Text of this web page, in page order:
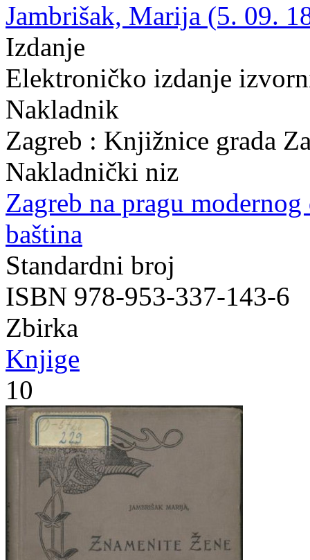
Jambrišak, Marija (5. 09.
Izdanje
Elektroničko izdanje
Nakladnik
Zagreb : Knjižnice grada
Nakladnički niz
Zagreb na pragu modernog
baština
Standardni broj
ISBN 978-953-337-143-6
Zbirka
Knjige
10